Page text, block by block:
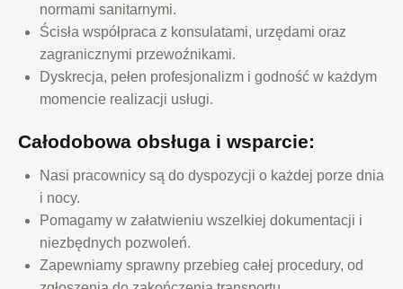
normami sanitarnymi.
Ścisła współpraca z konsulatami, urzędami oraz
zagranicznymi przewoźnikami.
Dyskrecja, pełen profesjonalizm i godność w każdym
momencie realizacji usługi.
Całodobowa obsługa i wsparcie:
Nasi pracownicy są do dyspozycji o każdej porze dnia
i nocy.
Pomagamy w załatwieniu wszelkiej dokumentacji i
niezbędnych pozwoleń.
Zapewniamy sprawny przebieg całej procedury, od